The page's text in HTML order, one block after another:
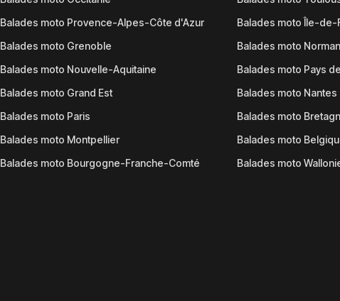
Balades moto Provence-Alpes-Côte d'Azur
Balades moto Grenoble
Balades moto Nouvelle-Aquitaine
Balades moto Grand Est
Balades moto Paris
Balades moto Montpellier
Balades moto Bourgogne-Franche-Comté
Balades moto Île-de-
Balades moto
Balades moto Pays
Balades moto Nantes
Balades moto
Balades moto
Balades moto